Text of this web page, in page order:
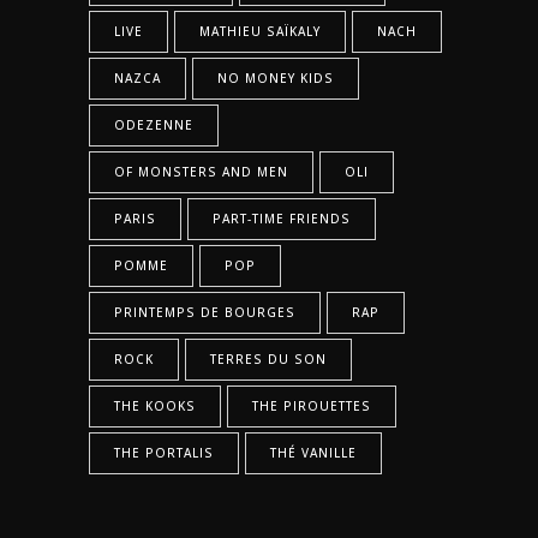
LIVE MATHIEU SAÏKALY NACH
NAZCA NO MONEY KIDS
ODEZENNE
OF MONSTERS AND MEN OLI
PARIS PART-TIME FRIENDS
POMME POP
PRINTEMPS DE BOURGES RAP
ROCK TERRES DU SON
THE KOOKS THE PIROUETTES
THE PORTALIS THÉ VANILLE